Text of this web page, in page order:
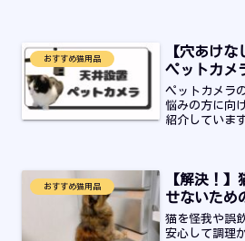
び相手の時
おすすめ猫用品
【穴あけ
ペットカメ
ペットカメラ
悩みの方に向
紹介しています
おすすめ猫用品
【解決！
せないため
猫を怪我や誤
安心して調理